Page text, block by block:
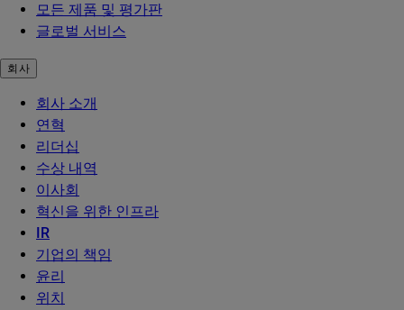
모든 제품 및 평가판
글로벌 서비스
회사
회사 소개
연혁
리더십
수상 내역
이사회
혁신을 위한 인프라
IR
기업의 책임
윤리
위치